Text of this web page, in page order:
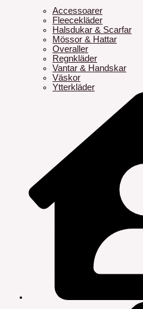
Accessoarer
Fleecekläder
Halsdukar & Scarfar
Mössor & Hattar
Overaller
Regnkläder
Vantar & Handskar
Väskor
Ytterkläder